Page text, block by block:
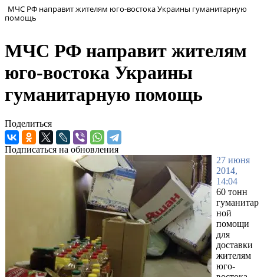
МЧС РФ направит жителям юго-востока Украины гуманитарную
помощь
МЧС РФ направит жителям
юго-востока Украины
гуманитарную помощь
Поделиться
Подписаться на обновления
27 июня
2014,
14:04
60 тонн
гуманитар
ной
помощи
для
доставки
жителям
юго-